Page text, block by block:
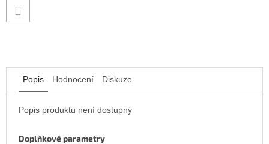
Popis Hodnocení Diskuze
Popis produktu není dostupný
Doplňkové parametry